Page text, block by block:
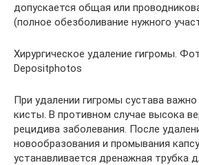
допускается общая или
(полное обезболивание нужного
Хирургическое удаление гигромы.
Depositphotos
При удалении гигромы сустава
кисты. В противном случае высока
рецидива заболевания. После
новообразования и промывания
устанавливается дренажная трубка